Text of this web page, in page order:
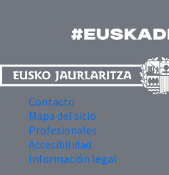
Contacto
Mapa del sitio
Profesionales
Accesibilidad
Información legal